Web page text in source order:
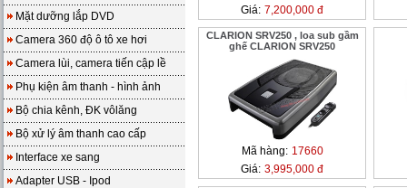
Mặt dưỡng lắp DVD
Camera 360 độ ô tô xe hơi
Camera lùi, camera tiến cập lề
Phụ kiện âm thanh - hình ảnh
Bộ chia kênh, ĐK vôlăng
Bộ xử lý âm thanh cao cấp
Interface xe sang
Adapter USB - Ipod
Giá: 7,200,000 đ
CLARION SRV250 , loa sub gầm
ghế CLARION SRV250
Mã hàng: 17660
Giá: 3,995,000 đ